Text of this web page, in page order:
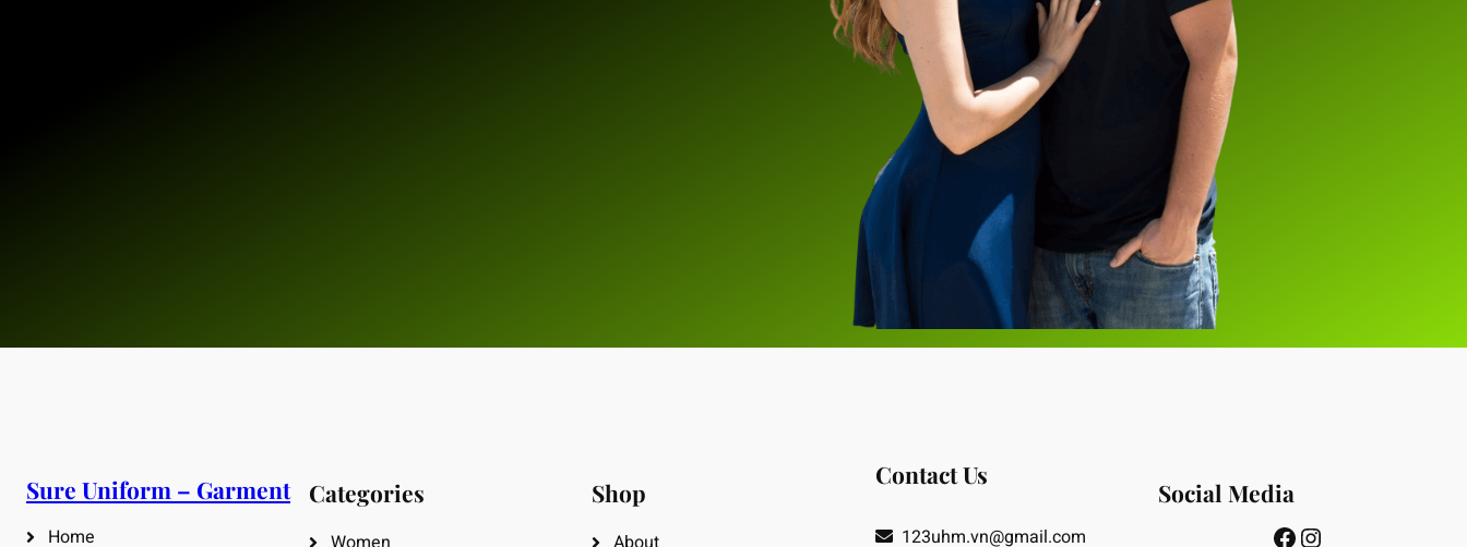
Sure Uniform – Garment
Home
Categories Shop
Contact Us
123uhm.vn@gmail.com
Social Media
Facebook Instagram